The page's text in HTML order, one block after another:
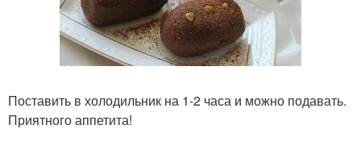
Поставить в холодильник на 1-2 часа и можно подавать.
Приятного аппетита!